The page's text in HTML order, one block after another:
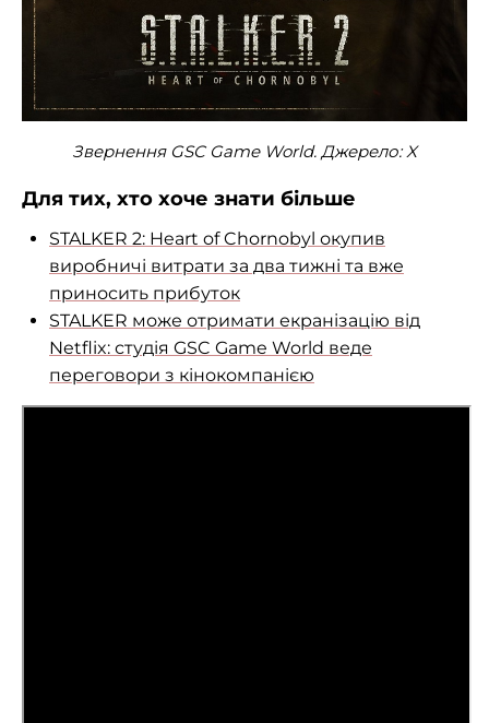
Звернення GSC Game World. Джерело: X
Для тих, хто хоче знати більше
STALKER 2: Heart of Chornobyl окупив
виробничі витрати за два тижні та вже
приносить прибуток
STALKER може отримати екранізацію від
Netflix: студія GSC Game World веде
переговори з кінокомпанією